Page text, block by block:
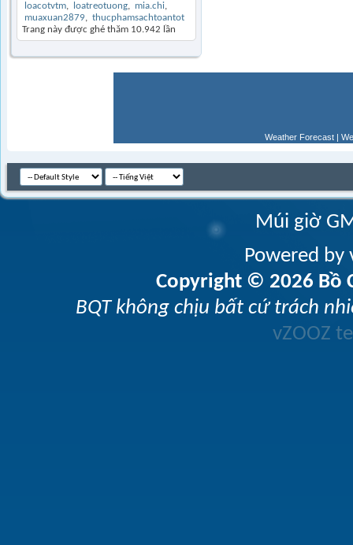
loacotvtm
loatreotuong
mia.chi
muaxuan2879
thucphamsachtoantot
Trang này được ghé thăm 10.942 lần
Weather Forecast |
Múi giờ
Powered
Copyright © 2026 Bồ
BQT không chịu bất cứ trách
vZOOZ